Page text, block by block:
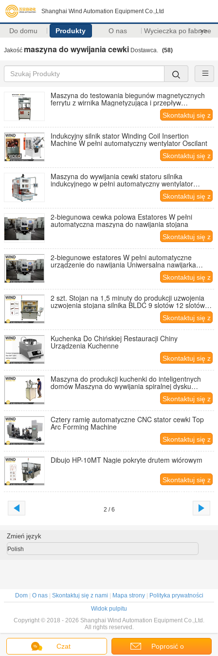
Shanghai Wind Automation Equipment Co.,Ltd
Do domu Produkty O nas Wycieczka po fabryce
>>
Jakość maszyna do wywijania cewki Dostawca. (58)
Maszyna do testowania biegunów magnetycznych
ferrytu z wirnika Magnetyzująca i przepływ
Skontaktuj się z
nami
Indukcyjny silnik stator Winding Coil Insertion
Machine W pełni automatyczny wentylator Oscilant
Skontaktuj się z
nami
Maszyna do wywijania cewki statoru silnika
indukcyjnego w pełni automatyczny wentylator
Skontaktuj się z
nami
2-biegunowa cewka polowa Estatores W pełni
automatyczna maszyna do nawijania stojana
Skontaktuj się z
nami
2-biegunowe estatores W pełni automatyczne
urządzenie do nawijania Uniwersalna nawijarka
Skontaktuj się z
nami
2 szt. Stojan na 1,5 minuty do produkcji uzwojenia
uzwojenia stojana silnika BLDC 9 slotów 12 slotów
Skontaktuj się z
nami
Kuchenka Do Chińskiej Restauracji Chiny
Urządzenia Kuchenne
Skontaktuj się z
nami
Maszyna do produkcji kuchenki do inteligentnych
domów Maszyna do wywijania spiralnej dysku
kuchennego do zwodnionej dysku IH
Skontaktuj się z
nami
Cztery ramię automatyczne CNC stator cewki Top
Arc Forming Machine
Skontaktuj się z
nami
Dibujo HP-10MT Nagie pokryte drutem wiórowym
Skontaktuj się z
nami
2 / 6
Czat Poprosić o
Zmień język
Polish
Dom| O nas| Skontaktuj się z nami Mapa strony|
Polityka prywatności
Widok pulpitu
Copyright © 2018 - 2026 Shanghai Wind Automation Equipment Co.,Ltd.
All rights reserved.